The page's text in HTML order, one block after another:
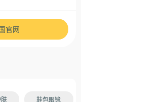
官网
鞋包眼镜